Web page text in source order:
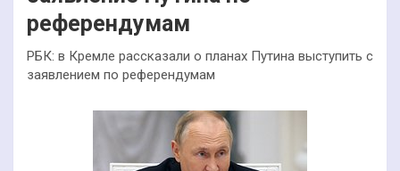
референдумам
РБК: в Кремле рассказали о планах Путина выступить с
заявлением по референдумам